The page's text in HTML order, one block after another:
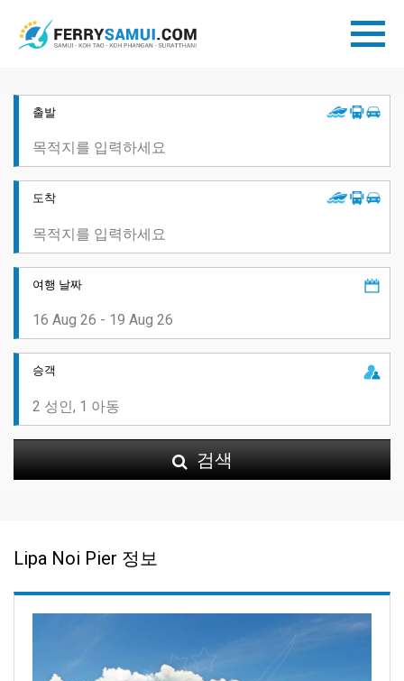
출발
도착
여행 날짜
승객
검색
Lipa Noi Pier 정보